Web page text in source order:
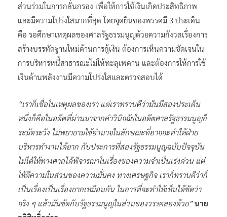
ส่วนร่วมในการกลั่นกรอง เพื่อให้การใช้เงินเกิดประสิทธิภาพ
และมีความโปร่งใสมากที่สุด โดยจุดยืนของพรรคมี 3 ประเด็น
คือ รอศึกษาเหตุผลของศาลรัฐธรรมนูญด้วยความกังวลเรื่องการ
สร้างบรรทัดฐานใหม่ด้านการกู้เงิน ต้องการเห็นความชัดเจนใน
การบริหารหนี้สาธารณะไม่ให้ทะลุเพดาน และต้องการให้การใช้
เงินด้านพลังงานมีความโปร่งใสและตรวจสอบได้
“เราก็เชื่อในเหตุผลของเรา แต่เราทราบดีว่ามันมีสองประเด็น
หนึ่งก็คือในอดีตที่ผ่านมาจากคำวินิจฉัยในอดีตศาลรัฐธรรมนูญก็
ระมัดระวัง ไม่พยายามใช้อำนาจในลักษณะที่อาจจะทำให้ฝ่าย
บริหารทำงานได้ยาก กับประการที่สองรัฐธรรมนูญฉบับปัจจุบัน
ไม่ได้ให้ทางศาลได้พิจารณาในเรื่องของความจำเป็นเร่งด่วน แต่
ให้ตีความในส่วนของความมั่นคง ทางเศรษฐกิจ เราก็ทราบดีว่าก็
เป็นเรื่องเป็นเรื่องยากเหมือนกัน ในการที่จะทำให้เห็นได้ชัดว่า
จริง ๆ แล้วมันขัดกับรัฐธรรมนูญในส่วนของวรรคสองด้วย” นาย